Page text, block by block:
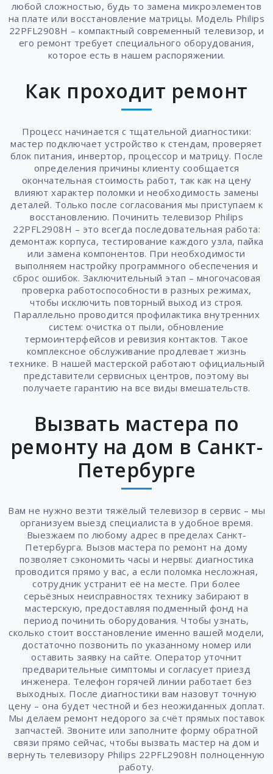
любой сложностью, будь то замена микроэлементов
на плате или восстановление матрицы. Модель Philips
22PFL2908H – компактный современный телевизор, и
его ремонт требует специального оборудования,
которое есть в нашем распоряжении.
Как проходит ремонт
Процесс начинается с тщательной диагностики:
мастер подключает устройство к стендам, проверяет
блок питания, инвертор, процессор и матрицу. После
определения причины клиенту сообщается
окончательная стоимость работ, так как на цену
влияют характер поломки и необходимость замены
деталей. Только после согласования мы приступаем к
восстановлению. Починить телевизор Philips
22PFL2908H – это всегда последовательная работа:
демонтаж корпуса, тестирование каждого узла, пайка
или замена компонентов. При необходимости
выполняем настройку программного обеспечения и
сброс ошибок. Заключительный этап – многочасовая
проверка работоспособности в разных режимах,
чтобы исключить повторный выход из строя.
Параллельно проводится профилактика внутренних
систем: очистка от пыли, обновление
термоинтерфейсов и ревизия контактов. Такое
комплексное обслуживание продлевает жизнь
технике. В нашей мастерской работают официальный
представители сервисных центров, поэтому вы
получаете гарантию на все виды вмешательств.
Вызвать мастера по
ремонту на дом в Санкт-
Петербурге
Вам не нужно везти тяжёлый телевизор в сервис – мы
организуем выезд специалиста в удобное время.
Выезжаем по любому адрес в пределах Санкт-
Петербурга. Вызов мастера по ремонт на дому
позволяет сэкономить часы и нервы: диагностика
проводится прямо у вас, а если поломка несложная,
сотрудник устранит её на месте. При более
серьёзных неисправностях технику забирают в
мастерскую, предоставляя подменный фонд на
период починить оборудования. Чтобы узнать,
сколько стоит восстановление именно вашей модели,
достаточно позвонить по указанному номер или
оставить заявку на сайте. Оператор уточнит
предварительные симптомы и согласует приезд
инженера. Телефон горячей линии работает без
выходных. После диагностики вам назовут точную
цену – она будет честной и без неожиданных доплат.
Мы делаем ремонт недорого за счёт прямых поставок
запчастей. Звоните или заполните форму обратной
связи прямо сейчас, чтобы вызвать мастер на дом и
вернуть телевизору Philips 22PFL2908H полноценную
работу.